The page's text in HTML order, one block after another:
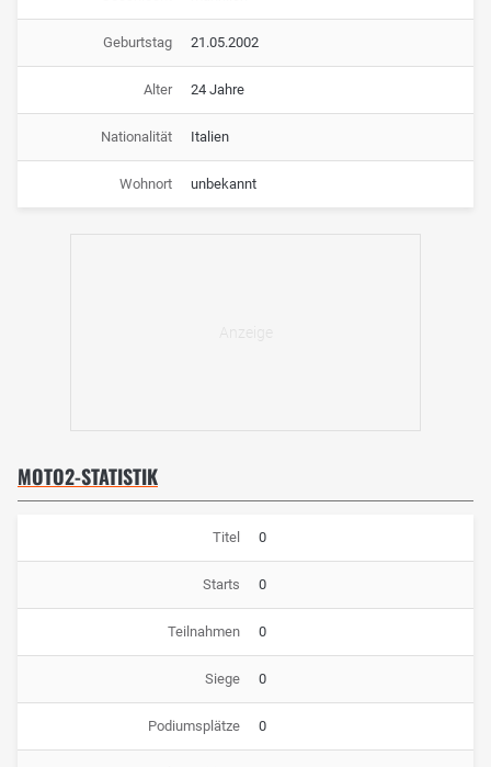
Geburtstag 21.05.2002
Alter 24 Jahre
Nationalität Italien
Wohnort unbekannt
MOTO2-STATISTIK
Titel 0
Starts 0
Teilnahmen 0
Siege 0
Podiumsplätze 0